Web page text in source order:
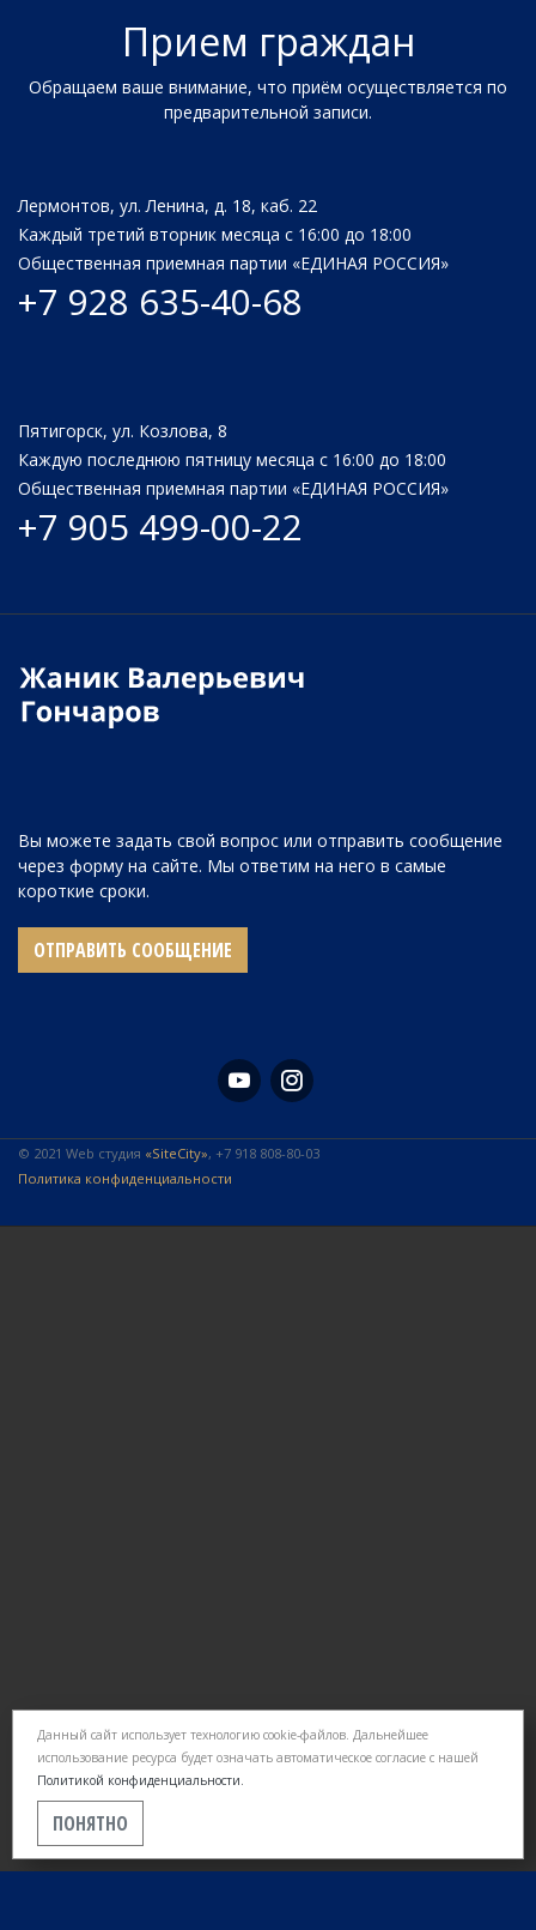
Прием граждан
Обращаем ваше внимание, что приём осуществляется по
предварительной записи.
Лермонтов, ул. Ленина, д. 18, каб. 22
Каждый третий вторник месяца с 16:00 до 18:00
Общественная приемная партии «ЕДИНАЯ РОССИЯ»
+7 928 635-40-68
Пятигорск, ул. Козлова, 8
Каждую последнюю пятницу месяца с 16:00 до 18:00
Общественная приемная партии «ЕДИНАЯ РОССИЯ»
+7 905 499-00-22
Вы можете задать свой вопрос или отправить сообщение
через форму на сайте. Мы ответим на него в самые
короткие сроки.
ОТПРАВИТЬ СООБЩЕНИЕ
© 2021 Web студия «SiteCity», +7 918 808-80-03
Политика конфиденциальности
Данный сайт использует технологию cookie-файлов. Дальнейшее
использование ресурса будет означать автоматическое согласие с нашей
Политикой конфиденциальности.
ПОНЯТНО